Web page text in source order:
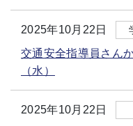
2025年10月22日
交通安全指導員さん
（水）
2025年10月22日